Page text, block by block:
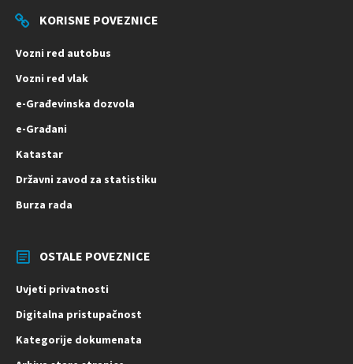
KORISNE POVEZNICE
Vozni red autobus
Vozni red vlak
e-Građevinska dozvola
e-Građani
Katastar
Državni zavod za statistiku
Burza rada
OSTALE POVEZNICE
Uvjeti privatnosti
Digitalna pristupačnost
Kategorije dokumenata